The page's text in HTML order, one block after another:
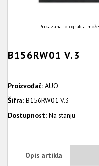
Prikazana fotografija
B156RW01 V.3
Proizvođač: AUO
Šifra: B156RW01 V.3
Dostupnost: Na stanju
Opis artikla